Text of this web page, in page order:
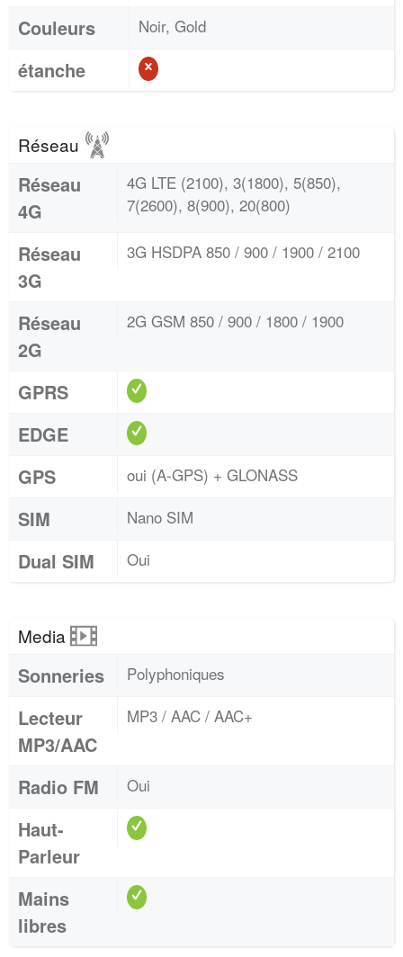
Couleurs Noir, Gold
étanche
Réseau
Réseau
4G
4G LTE (2100), 3(1800), 5(850),
7(2600), 8(900), 20(800)
Réseau
3G
3G HSDPA 850 / 900 / 1900 / 2100
Réseau
2G
2G GSM 850 / 900 / 1800 / 1900
GPRS
EDGE
GPS
oui (A-GPS) + GLONASS
SIM Nano SIM
Dual SIM Oui
Media
Sonneries Polyphoniques
Lecteur
MP3/AAC
MP3 / AAC / AAC+
Radio FM Oui
Haut-
Parleur
Mains
libres